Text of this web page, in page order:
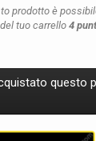
prodotto è
tuo carrello 4
questo